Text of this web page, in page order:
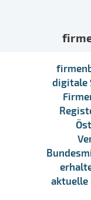
digitale
aktuelle